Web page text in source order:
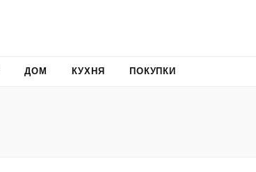
ДОМ КУХНЯ ПОКУПКИ